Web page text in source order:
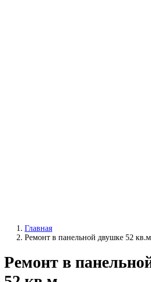
Главная
Ремонт в панельной двушке 52
Ремонт в